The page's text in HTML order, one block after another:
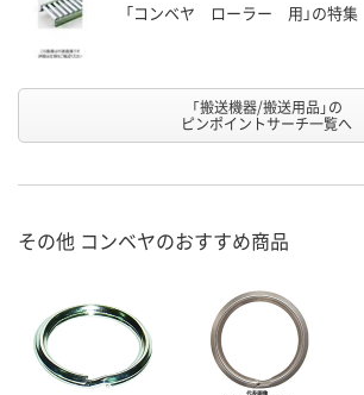
「コンベヤ ローラー 用」の特集
「搬送機器/搬送用品」の
ピンポイントサーチ一覧へ
その他 コンベヤのおすすめ商品